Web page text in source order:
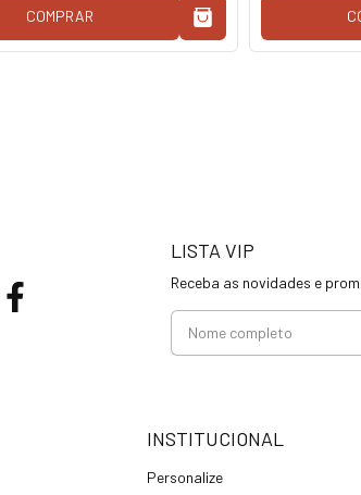
COMPRAR
LISTA VIP
Receba as novidades e
INSTITUCIONAL
Personalize